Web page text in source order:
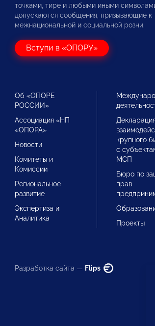
точками, тире и любыми иными
допускаются сообщения, призывающие к
межнациональной и социальной розни.
Вступи в «ОПОРУ»
Об «ОПОРЕ
РОССИИ»
Ассоциация «НП
«ОПОРА»
Новости
Комитеты и
Комиссии
Региональное
развитие
Экспертиза и
Аналитика
крупного
с
МСП
Бюро по
прав
Проекты
Разработка сайта — Flips